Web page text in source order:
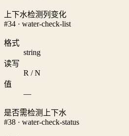
上下水检测列变化
#34 · water-check-list
格式
string
读写
R / N
值
—
是否需检测上下水
#38 · water-check-status